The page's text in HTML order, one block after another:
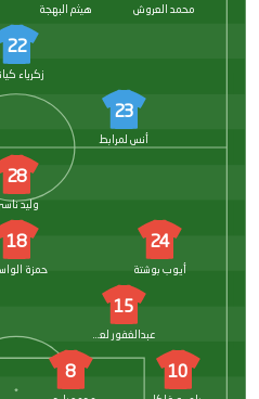
محمد العروش هيثم البهجة
22
زكرياء
23
أنس لمرابط
28
وليد
24
أيوب بوشتة
18
15
عبدالغفور لعميرات
10
8